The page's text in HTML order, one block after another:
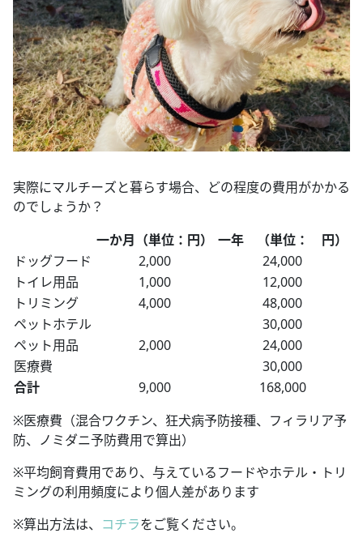
実際にマルチーズと暮らす場合、どの程度の費用がかかる
のでしょうか？
一か月（単位：円）
一年 （単位： 円）
ドッグフード
2,000
24,000
トイレ用品
1,000
12,000
トリミング
4,000
48,000
ペットホテル
30,000
ペット用品
2,000
24,000
医療費
30,000
合計
9,000
168,000
※医療費（混合ワクチン、狂犬病予防接種、フィラリア予
防、ノミダニ予防費用で算出）
※平均飼育費用であり、与えているフードやホテル・トリ
ミングの利用頻度により個人差があります
※算出方法は、 コチラをご覧ください。